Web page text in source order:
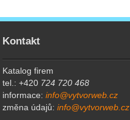
Kontakt
Katalog firem
tel.: +420 724 720 468
informace:info@vytvorweb.cz
změna údajů:info@vytvorweb.cz